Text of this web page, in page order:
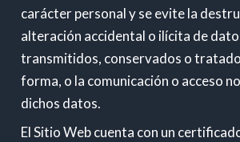
carácter personal y se evite la
alteración accidental o ilícita de
transmitidos, conservados o
forma, o la comunicación o acceso
dichos datos.
El Sitio Web cuenta con un